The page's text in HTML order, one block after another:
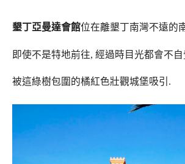
墾丁亞曼達會館位在離墾丁南灣不遠的
即使不是特地前往, 經過時目光都會不自
被這綠樹包圍的橘紅色壯觀城堡吸引.